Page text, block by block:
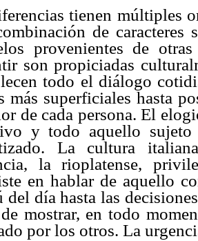
tienen múltiples
de caracteres
provenientes de
son propiciadas
todo el diálogo
más superficiales hasta
de cada persona. El
y todo aquello sujeto
La cultura
la rioplatense,
en hablar de aquello
del día hasta las
mostrar, en todo
por los otros. La